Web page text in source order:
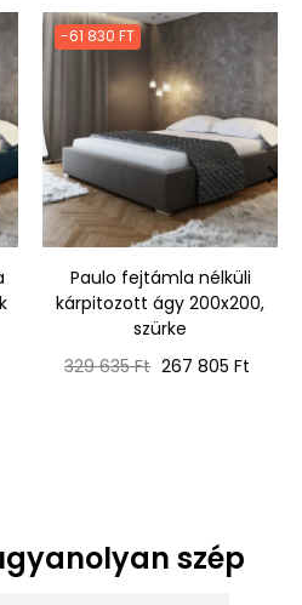
-61 830 FT
Paulo fejtámla nélküli
kárpitozott ágy 200x200,
szürke
Normál
329 635 Ft Ár
267 805 Ft
›
szép